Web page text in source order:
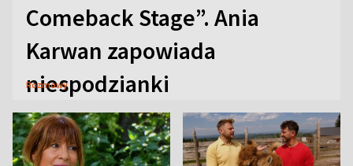
Comeback Stage”. Ania
Karwan zapowiada
niespodzianki
Rozmowy